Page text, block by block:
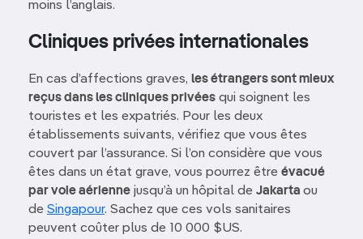
moins l’anglais.
Cliniques privées internationales
En cas d’affections graves, les étrangers sont mieux
reçus dans les cliniques privées qui soignent les
touristes et les expatriés. Pour les deux
établissements suivants, vérifiez que vous êtes
couvert par l’assurance. Si l’on considère que vous
êtes dans un état grave, vous pourrez être évacué
par voie aérienne jusqu’à un hôpital de Jakarta ou
de Singapour. Sachez que ces vols sanitaires
peuvent coûter plus de 10 000 $US.